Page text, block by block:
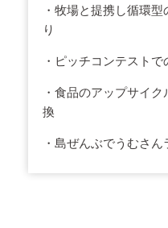
・牧場と提携し循環
り
・ピッチコンテスト
・食品のアップサイ
換
・島ぜんぶでうむさ